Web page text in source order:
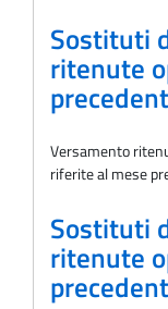
Sostituti
ritenute
Versamento
riferite al mese
Sostituti
ritenute